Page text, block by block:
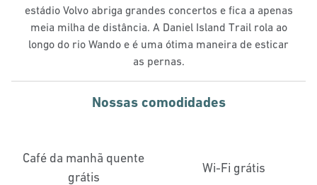
estádio Volvo abriga grandes concertos e fica a apenas
meia milha de distância. A Daniel Island Trail rola ao
longo do rio Wando e é uma ótima maneira de esticar
as pernas.
Nossas comodidades
Café da manhã quente
grátis
Wi-Fi grátis